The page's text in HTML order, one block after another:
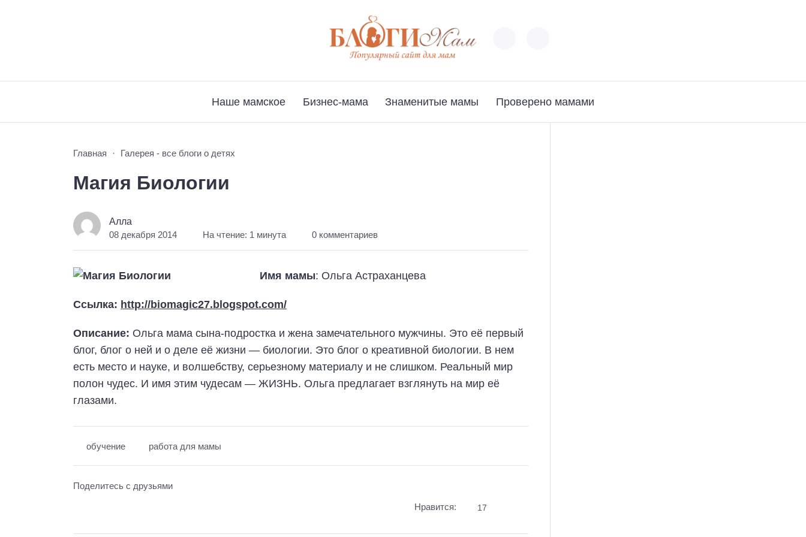
Наше мамское Бизнес-мама Знаменитые мамы Проверено мамами
Главная Галерея - все блоги о детях
Магия Биологии
Алла
08 декабря 2014 На чтение: 1 минута 0 комментариев
Имя мамы: Ольга Астраханцева
Ссылка: http://biomagic27.blogspot.com/
Описание: Ольга мама сына-подростка и жена замечательного мужчины. Это её первый
блог, блог о ней и о деле её жизни — биологии. Это блог о креативной биологии. В нем
есть место и науке, и волшебству, серьезному материалу и не слишком. Реальный мир
полон чудес. И имя этим чудесам — ЖИЗНЬ. Ольга предлагает взглянуть на мир её
глазами.
обучение работа для мамы
Поделитесь с друзьями
Нравится: 17